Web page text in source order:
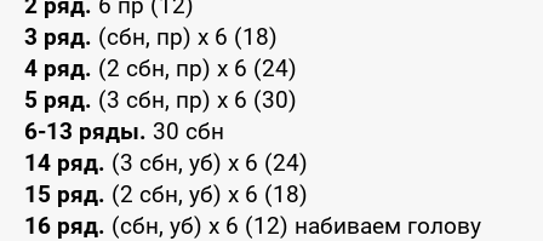
3 ряд. (сбн, пр) x 6 (18)
4 ряд. (2 сбн, пр) x 6 (24)
5 ряд. (3 сбн, пр) x 6 (30)
6-13 ряды. 30 сбн
14 ряд. (3 сбн, уб) x 6 (24)
15 ряд. (2 сбн, уб) x 6 (18)
16 ряд. (сбн, уб) x 6 (12) набиваем голову